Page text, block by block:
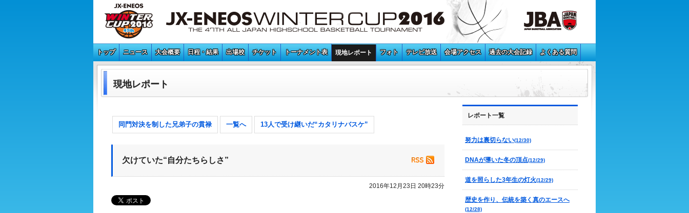
トップ ニュース 大会概要 日程・結果 出場校 チケット トーナメント表 現地レポート フォト テレビ放送 会場アクセス 過去の大会記録 よくある質問
現地レポート
同門対決を制した兄弟子の貫禄 一覧へ 13人で受け継いだ“カタリナバスケ”
欠けていた“自分たちらしさ”
2016年12月23日 20時23分
レポート一覧
努力は裏切らない(12/30)
DNAが導いた冬の頂点(12/29)
道を照らした3年生の灯火(12/29)
歴史を作り、伝統を築く真のエースへ
(12/28)